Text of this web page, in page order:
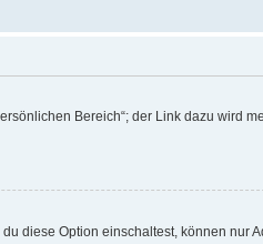
Bereich“; der Link dazu wird
diese Option einschaltest, können nur